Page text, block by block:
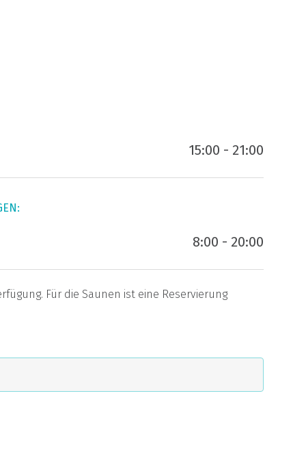
15:00 - 21:00
8:00 - 20:00
Für die Saunen ist eine Reservierung